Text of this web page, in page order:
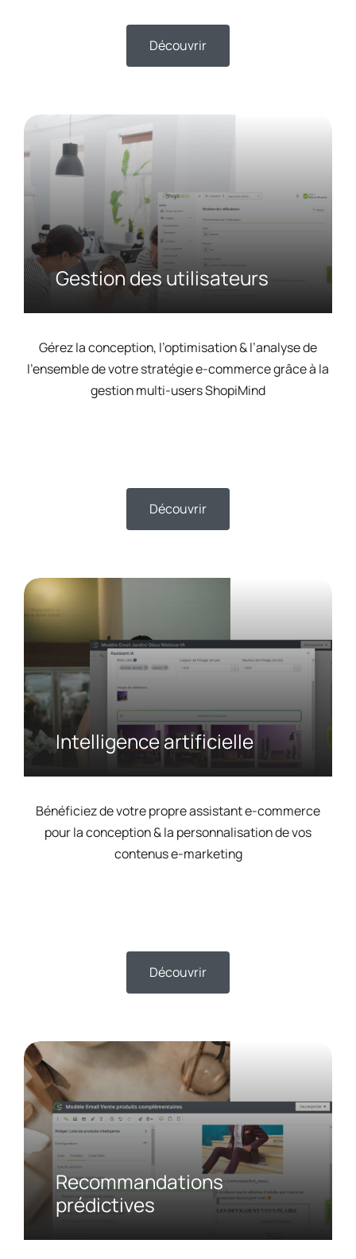
Découvrir
Gestion des utilisateurs
Gérez la conception, l’optimisation & l’analyse de
l’ensemble de votre stratégie e-commerce grâce à la
gestion multi-users ShopiMind
Découvrir
Intelligence artificielle
Bénéficiez de votre propre assistant e-commerce
pour la conception & la personnalisation de vos
contenus e-marketing
Découvrir
Recommandations
prédictives